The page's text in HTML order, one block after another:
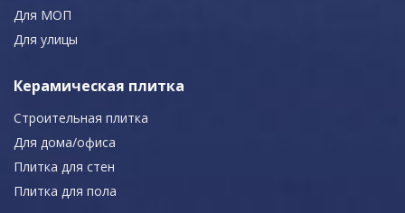
Для МОП
Для улицы
Керамическая плитка
Строительная плитка
Для дома/офиса
Плитка для стен
Плитка для пола